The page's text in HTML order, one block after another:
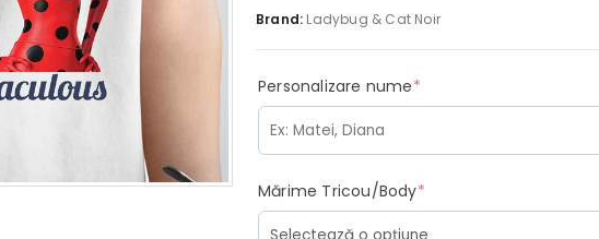
Brand: Ladybug & Cat Noir
Personalizare nume*(required)
Mărime Tricou/Body*(required)